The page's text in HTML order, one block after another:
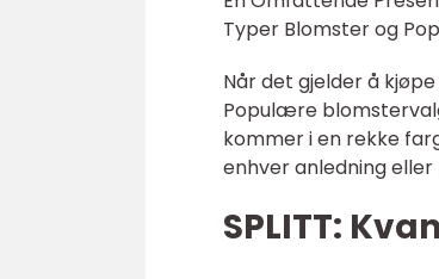
Typer Blomster og
Når det gjelder å
Populære
kommer i en rekke
enhver anledning
SPLITT: